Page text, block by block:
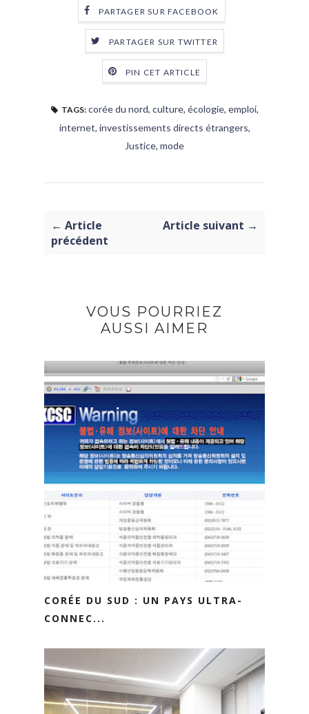
PARTAGER SUR FACEBOOK
PARTAGER SUR TWITTER
PIN CET ARTICLE
TAGS: corée du nord, culture, écologie, emploi,
internet, investissements directs étrangers,
Justice, mode
← Article
précédent
Article suivant →
VOUS POURRIEZ
AUSSI AIMER
CORÉE DU SUD : UN PAYS ULTRA-
CONNEC...